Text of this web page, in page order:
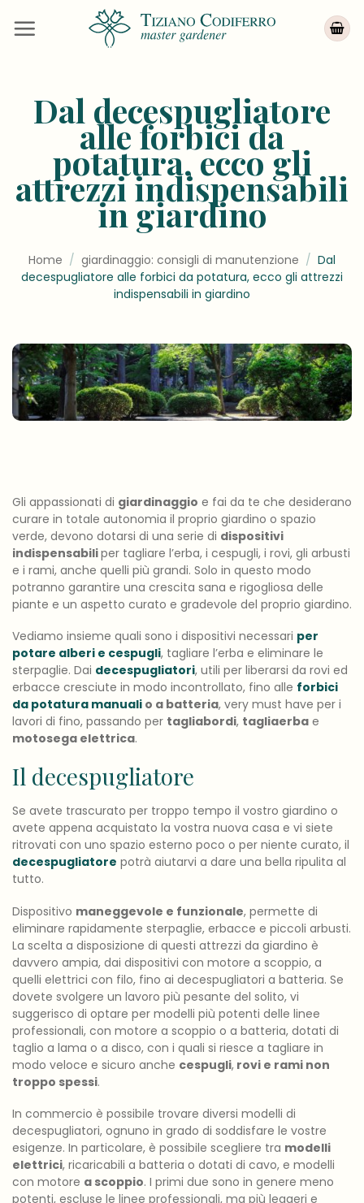
Dal decespugliatore
alle forbici da
potatura, ecco gli
attrezzi indispensabili
in giardino
Home / giardinaggio: consigli di manutenzione / Dal
decespugliatore alle forbici da potatura, ecco gli attrezzi
indispensabili in giardino
Gli appassionati di giardinaggio e fai da te che desiderano
curare in totale autonomia il proprio giardino o spazio
verde, devono dotarsi di una serie di dispositivi
indispensabiliper tagliare l’erba, i cespugli, i rovi, gli arbusti
e i rami, anche quelli più grandi. Solo in questo modo
potranno garantire una crescita sana e rigogliosa delle
piante e un aspetto curato e gradevole del proprio giardino.
Vediamo insieme quali sono i dispositivi necessari per
potare alberi e cespugli, tagliare l’erba e eliminare le
sterpaglie. Dai decespugliatori, utili per liberarsi da rovi ed
erbacce cresciute in modo incontrollato, fino alle forbici
da potatura manuali o a batteria, very must have per i
lavori di fino, passando per tagliabordi, tagliaerba e
motosega elettrica.
Il decespugliatore
Se avete trascurato per troppo tempo il vostro giardino o
avete appena acquistato la vostra nuova casa e vi siete
ritrovati con uno spazio esterno poco o per niente curato, il
decespugliatore potrà aiutarvi a dare una bella ripulita al
tutto.
Dispositivo maneggevole e funzionale, permette di
eliminare rapidamente sterpaglie, erbacce e piccoli arbusti.
La scelta a disposizione di questi attrezzi da giardino è
davvero ampia, dai dispositivi con motore a scoppio, a
quelli elettrici con filo, fino ai decespugliatori a batteria. Se
dovete svolgere un lavoro più pesante del solito, vi
suggerisco di optare per modelli più potenti delle linee
professionali, con motore a scoppio o a batteria, dotati di
taglio a lama o a disco, con i quali si riesce a tagliare in
modo veloce e sicuro anche cespugli, rovi e rami non
troppo spessi.
In commercio è possibile trovare diversi modelli di
decespugliatori, ognuno in grado di soddisfare le vostre
esigenze. In particolare, è possibile scegliere tra modelli
elettrici, ricaricabili a batteria o dotati di cavo, e modelli
con motore a scoppio. I primi due sono in genere meno
potenti, escluse le linee professionali, ma più leggeri e